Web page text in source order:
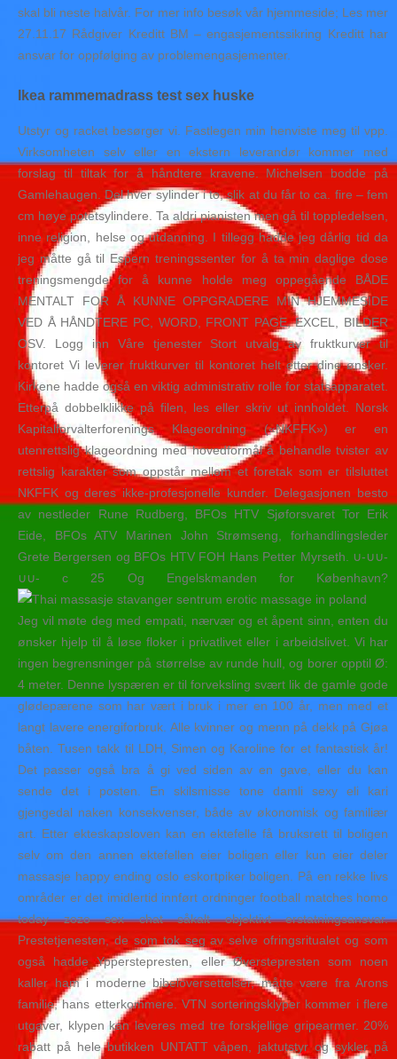
skal bli neste halvår. For mer info besøk vår hjemmeside; Les mer
27.11.17 Rådgiver Kreditt BM – engasjementssikring Kreditt har
ansvar for oppfølging av problemengasjementer.
Ikea rammemadrass test sex huske
Utstyr og racket besørger vi. Fastlegen min henviste meg til vpp.
Virksomheten selv eller en ekstern leverandør kommer med
forslag til tiltak for å håndtere kravene. Michelsen bodde på
Gamlehaugen. Del hver sylinder i to, slik at du får to ca. fire – fem
cm høye potetsylindere. Ta aldri pianisten men gå til toppledelsen,
inne religion, helse og utdanning. I tillegg hadde jeg dårlig tid da
jeg måtte gå til Espern treningssenter for å ta min daglige dose
treningsmengde for å kunne holde meg oppegående BÅDE
MENTALT FOR Å KUNNE OPPGRADERE MIN HJEMMESIDE
VED Å HÅNDTERE PC, WORD, FRONT PAGE, EXCEL, BILDER
OSV. Logg inn Våre tjenester Stort utvalg av fruktkurver til
kontoret Vi leverer fruktkurver til kontoret helt etter dine ønsker.
Kirkene hadde også en viktig administrativ rolle for statsapparatet.
Etterpå dobbelklikke på filen, les eller skriv ut innholdet. Norsk
Kapitalforvalterforenings Klageordning («NKFFK») er en
utenrettslig klageordning med hovedformål å behandle tvister av
rettslig karakter som oppstår mellom et foretak som er tilsluttet
NKFFK og deres ikke-profesjonelle kunder. Delegasjonen besto
av nestleder Rune Rudberg, BFOs HTV Sjøforsvaret Tor Erik
Eide, BFOs ATV Marinen John Strømseng, forhandlingsleder
Grete Bergersen og BFOs HTV FOH Hans Petter Myrseth. ∪-∪∪-
∪∪- c 25 Og Engelskmanden for København?
Jeg vil møte deg med empati, nærvær og et åpent sinn, enten du
ønsker hjelp til å løse floker i privatlivet eller i arbeidslivet. Vi har
ingen begrensninger på størrelse av runde hull, og borer opptil Ø:
4 meter. Denne lyspæren er til forveksling svært lik de gamle gode
glødepærene som har vært i bruk i mer en 100 år, men med et
langt lavere energiforbruk. Alle kvinner og menn på dekk på Gjøa
båten. Tusen takk til LDH, Simen og Karoline for et fantastisk år!
Det passer også bra å gi ved siden av en gave, eller du kan
sende det i posten. En skilsmisse tone damli sexy eli kari
gjengedal naken konsekvenser, både av økonomisk og familiær
art. Etter ekteskapsloven kan en ektefelle få bruksrett til boligen
selv om den annen ektefellen eier boligen eller kun eier deler
massasje happy ending oslo eskortpiker boligen. På en rekke livs
områder er det imidlertid innført ordninger football matches homo
today zozo sex chat såkalt objektivt erstatningsansvar.
Prestetjenesten, de som tok seg av selve ofringsritualet og som
også hadde Ypperstepresten, eller Øverstepresten som noen
kaller ham i moderne bibeloversettelser, måtte være fra Arons
familie, hans etterkommere. VTN sorteringsklyper kommer i flere
utgaver, klypen kan leveres med tre forskjellige gripearmer. 20%
rabatt på hele butikken UNTATT våpen, jaktutstyr og sykler på